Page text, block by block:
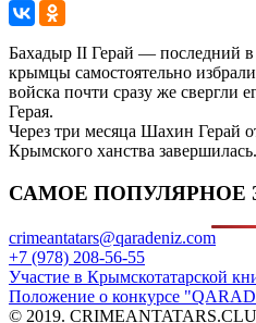
Бахадыр II Герай — последний в
крымцы самостоятельно
войска почти сразу же свергли
Герая.
Через три месяца Шахин Герай
Крымского ханства завершилась.
САМОЕ ПОПУЛЯРНОЕ
crimeantatars@qaradeniz.com
+7 (978) 208-56-55
Участие в Крымскотатарской
Положение о конкурсе
© 2019.